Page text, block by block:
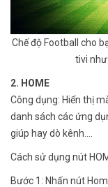
Chế độ Football cho
tivi
2. HOME
Công dụng: Hiển thị
danh sách các ứng
giúp hay dò kênh....
Cách sử dụng nút
Bước 1: Nhấn nút